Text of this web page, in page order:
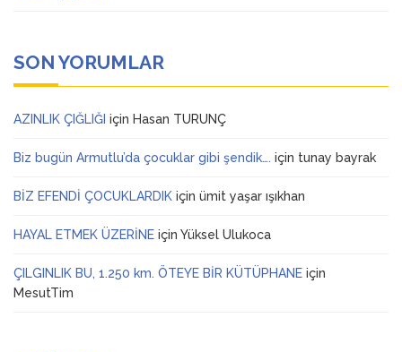
SON YORUMLAR
AZINLIK ÇIĞLIĞI için Hasan TURUNÇ
Biz bugün Armutlu’da çocuklar gibi şendik…. için tunay bayrak
BİZ EFENDİ ÇOCUKLARDIK için ümit yaşar ışıkhan
HAYAL ETMEK ÜZERİNE için Yüksel Ulukoca
ÇILGINLIK BU, 1.250 km. ÖTEYE BİR KÜTÜPHANE için
MesutTim